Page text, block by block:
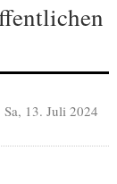
Sa, 13. Juli 2024